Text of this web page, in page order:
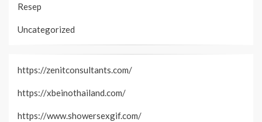
Resep
Uncategorized
https://zenitconsultants.com/
https://xbeinothailand.com/
https://www.showersexgif.com/